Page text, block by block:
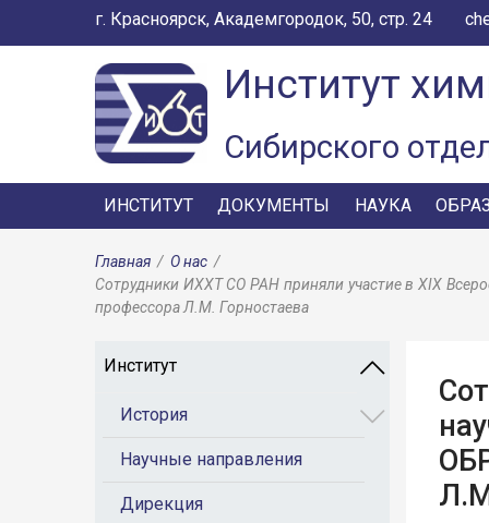
г. Красноярск, Академгородок, 50, стр. 24
Институт
Сибирского
ИНСТИТУТ ДОКУМЕНТЫ НАУКА
Главная / О нас /
Сотрудники ИХХТ СО РАН приняли участие в XIX
профессора Л.М. Горностаева
Институт
История
Научные направления
Дирекция